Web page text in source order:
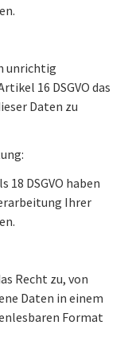
unrichtig
16 DSGVO das
Daten zu
18 DSGVO haben
Ihrer
Recht zu, von
Daten in einem
Format